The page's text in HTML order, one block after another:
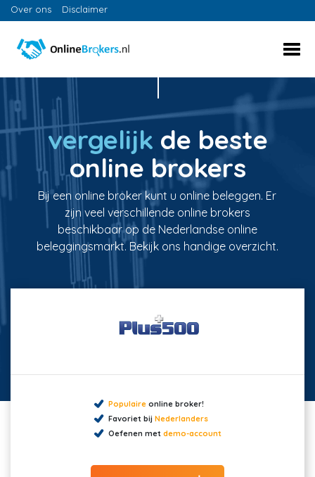
Over ons Disclaimer
vergelijk de beste
online brokers
Bij een online broker kunt u online beleggen. Er
zijn veel verschillende online brokers
beschikbaar op de Nederlandse online
beleggingsmarkt. Bekijk ons handige overzicht.
Populaireonline broker!
Favoriet bij Nederlanders
Oefenen met demo-account